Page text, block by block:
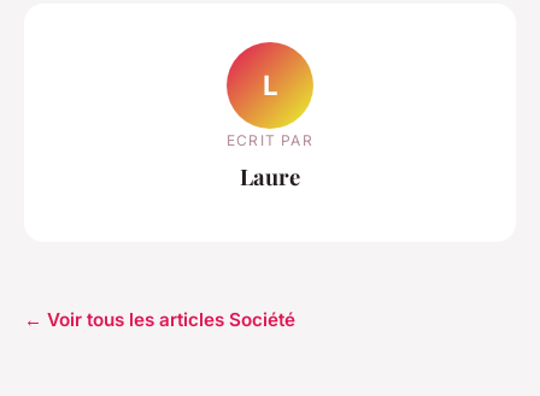
L
ECRIT PAR
Laure
← Voir tous les articles Société